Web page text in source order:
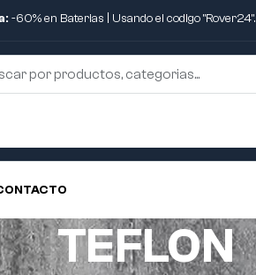
-60% en Baterias | Usando el codigo "Rover24".
TEFLON